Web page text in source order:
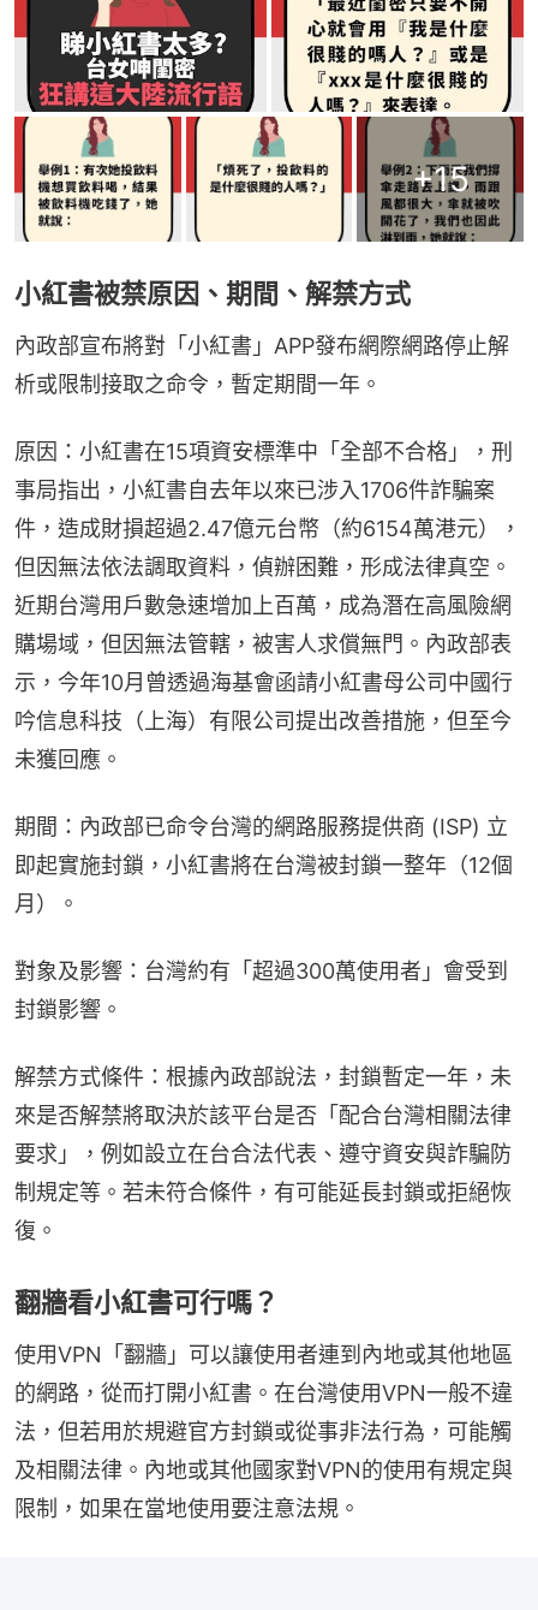
+15
小紅書被禁原因、期間、解禁方式
內政部宣布將對「小紅書」APP發布網際網路停止解
析或限制接取之命令，暫定期間一年。
原因：小紅書在15項資安標準中「全部不合格」，刑
事局指出，小紅書自去年以來已涉入1706件詐騙案
件，造成財損超過2.47億元台幣（約6154萬港元），
但因無法依法調取資料，偵辦困難，形成法律真空。
近期台灣用戶數急速增加上百萬，成為潛在高風險網
購場域，但因無法管轄，被害人求償無門。內政部表
示，今年10月曾透過海基會函請小紅書母公司中國行
吟信息科技（上海）有限公司提出改善措施，但至今
未獲回應。
期間：內政部已命令台灣的網路服務提供商 (ISP) 立
即起實施封鎖，小紅書將在台灣被封鎖一整年（12個
月）。
對象及影響：台灣約有「超過300萬使用者」會受到
封鎖影響。
解禁方式條件：根據內政部說法，封鎖暫定一年，未
來是否解禁將取決於該平台是否「配合台灣相關法律
要求」，例如設立在台合法代表、遵守資安與詐騙防
制規定等。若未符合條件，有可能延長封鎖或拒絕恢
復。
翻牆看小紅書可行嗎？
使用VPN「翻牆」可以讓使用者連到內地或其他地區
的網路，從而打開小紅書。在台灣使用VPN一般不違
法，但若用於規避官方封鎖或從事非法行為，可能觸
及相關法律。內地或其他國家對VPN的使用有規定與
限制，如果在當地使用要注意法規。